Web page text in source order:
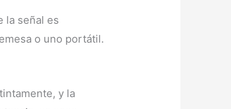
la señal es
o uno portátil.
y la